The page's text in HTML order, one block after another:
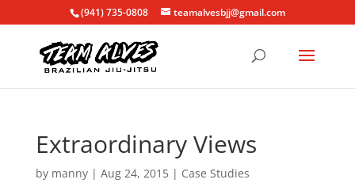
(941) 735-0808 teamalvesbjj@gmail.com
Extraordinary Views
by manny| Aug 24, 2015| Case Studies